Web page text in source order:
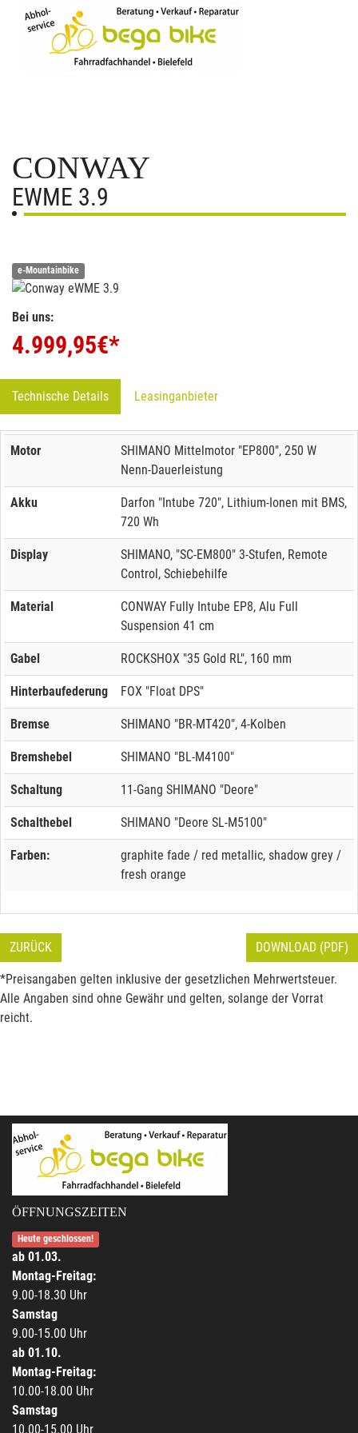
CONWAY
EWME 3.9
e-Mountainbike
Bei uns:
4.999,95€*
Technische Details Leasinganbieter
Motor
SHIMANO Mittelmotor "EP800", 250 W
Nenn-Dauerleistung
Akku
Darfon "Intube 720", Lithium-Ionen mit BMS,
720 Wh
Display
SHIMANO, "SC-EM800" 3-Stufen, Remote
Control, Schiebehilfe
Material
CONWAY Fully Intube EP8, Alu Full
Suspension 41 cm
Gabel ROCKSHOX "35 Gold RL", 160 mm
Hinterbaufederung FOX "Float DPS"
Bremse SHIMANO "BR-MT420", 4-Kolben
Bremshebel SHIMANO "BL-M4100"
Schaltung 11-Gang SHIMANO "Deore"
Schalthebel SHIMANO "Deore SL-M5100"
Farben:
graphite fade / red metallic, shadow grey /
fresh orange
ZURÜCK DOWNLOAD (PDF)
*Preisangaben gelten inklusive der gesetzlichen Mehrwertsteuer.
Alle Angaben sind ohne Gewähr und gelten, solange der Vorrat
reicht.
ÖFFNUNGSZEITEN
Heute geschlossen!
ab 01.03.
Montag-Freitag:
9.00-18.30 Uhr
Samstag
9.00-15.00 Uhr
ab 01.10.
Montag-Freitag:
10.00-18.00 Uhr
Samstag
10.00-15.00 Uhr